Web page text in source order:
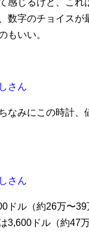
感じるけど、これ
数字のチョイスが
もいい。
さん
なみにこの時計、
さん
ドル（約26万〜
3,600ドル（約47万